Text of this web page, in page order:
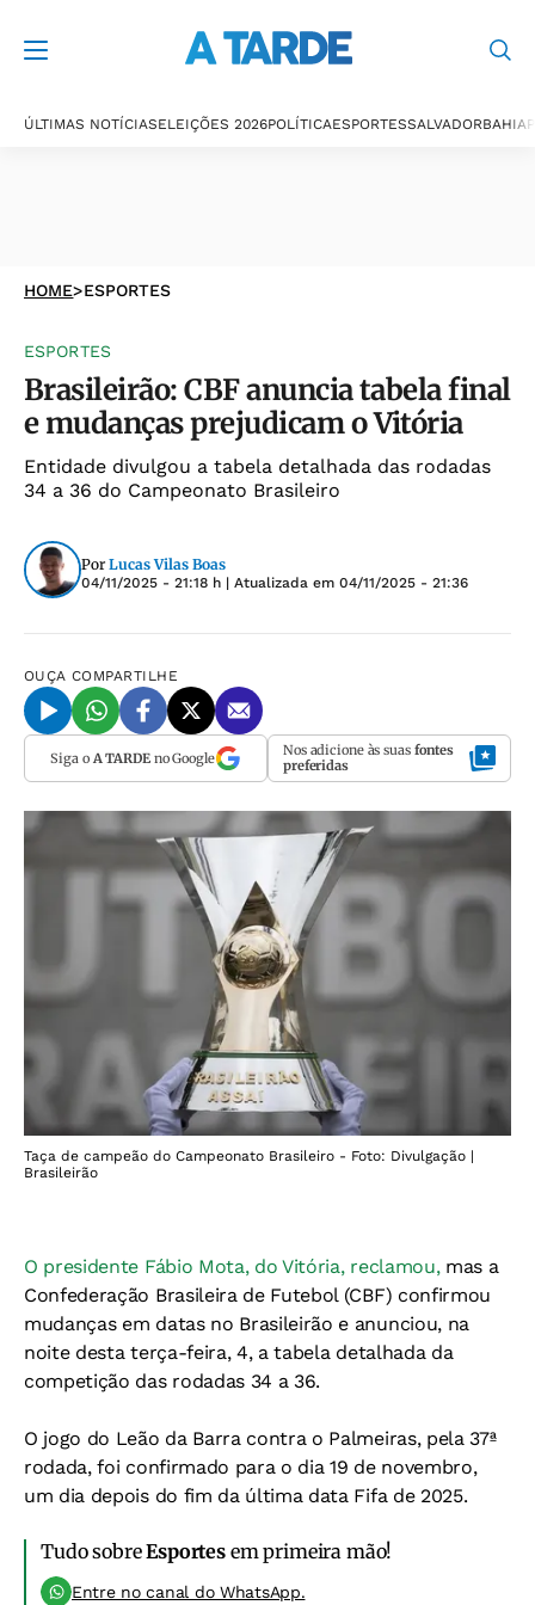
ÚLTIMAS NOTÍCIASELEIÇÕES 2026POLÍTICAESPORTESSALVADORBAHIA
HOME>ESPORTES
ESPORTES
Brasileirão: CBF anuncia tabela final
e mudanças prejudicam o Vitória
Entidade divulgou a tabela detalhada das rodadas
34 a 36 do Campeonato Brasileiro
Por Lucas Vilas Boas
04/11/2025 - 21:18 h | Atualizada em 04/11/2025 - 21:36
OUÇA COMPARTILHE
Siga o A TARDEno Google Nos adicione às suas fontes
preferidas
Taça de campeão do Campeonato Brasileiro - Foto: Divulgação |
Brasileirão
O presidente Fábio Mota, do Vitória, reclamou,mas a
Confederação Brasileira de Futebol (CBF) confirmou
mudanças em datas no Brasileirão e anunciou, na
noite desta terça-feira, 4, a tabela detalhada da
competição das rodadas 34 a 36.
O jogo do Leão da Barra contra o Palmeiras, pela 37ª
rodada, foi confirmado para o dia 19 de novembro,
um dia depois do fim da última data Fifa de 2025.
Tudo sobreEsportesem primeira mão!
Entre no canal do WhatsApp.